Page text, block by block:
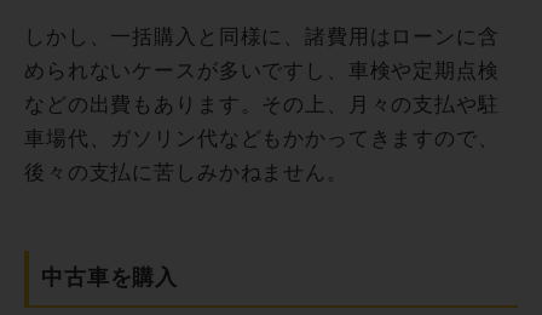
しかし、一括購入と同様に、諸費用はローンに含
められないケースが多いですし、車検や定期点検
などの出費もあります。その上、月々の支払や駐
車場代、ガソリン代などもかかってきますので、
後々の支払に苦しみかねません。
中古車を購入